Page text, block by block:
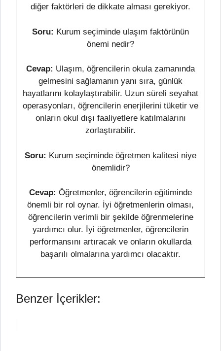
diğer faktörleri de dikkate alması gerekiyor.
Soru: Kurum seçiminde ulaşım faktörünün
önemi nedir?
Cevap: Ulaşım, öğrencilerin okula zamanında
gelmesini sağlamanın yanı sıra, günlük
hayatlarını kolaylaştırabilir. Uzun süreli seyahat
operasyonları, öğrencilerin enerjilerini tüketir ve
onların okul dışı faaliyetlere katılmalarını
zorlaştırabilir.
Soru: Kurum seçiminde öğretmen kalitesi niye
önemlidir?
Cevap: Öğretmenler, öğrencilerin eğitiminde
önemli bir rol oynar. İyi öğretmenlerin olması,
öğrencilerin verimli bir şekilde öğrenmelerine
yardımcı olur. İyi öğretmenler, öğrencilerin
performansını artıracak ve onların okullarda
başarılı olmalarına yardımcı olacaktır.
Benzer İçerikler: